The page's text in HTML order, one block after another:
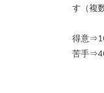
す（複
得意
苦手